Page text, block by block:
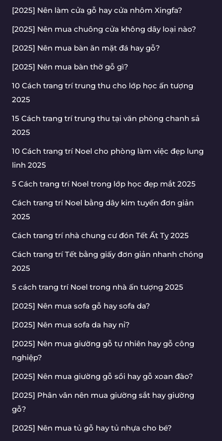
[2025] Nên làm cửa gỗ hay cửa nhôm Xingfa?
[2025] Nên mua chuông cửa không dây loại nào?
[2025] Nên mua bàn ăn mặt đá hay gỗ?
[2025] Nên mua bàn thờ gỗ gì?
10 Cách trang trí trung thu cho lớp học ấn tượng
2025
15 Cách trang trí trung thu tại văn phòng chanh sả
2025
10 Cách trang trí Noel cho phòng làm việc đẹp lung
linh 2025
5 Cách trang trí Noel trong lớp học đẹp mắt 2025
Cách trang trí Noel bằng dây kim tuyến đơn giản
2025
Cách trang trí nhà chung cư đón Tết Ất Tỵ 2025
Cách trang trí Tết bằng giấy đơn giản nhanh chóng
2025
5 cách trang trí Noel trong nhà ấn tượng 2025
[2025] Nên mua sofa gỗ hay sofa da?
[2025] Nên mua sofa da hay nỉ?
[2025] Nên mua giường gỗ tự nhiên hay gỗ công
nghiệp?
[2025] Nên mua giường gỗ sồi hay gỗ xoan đào?
[2025] Phân vân nên mua giường sắt hay giường
gỗ?
[2025] Nên mua tủ gỗ hay tủ nhựa cho bé?